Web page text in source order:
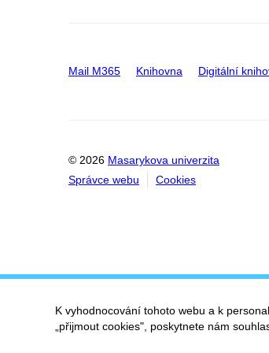
Mail M365 Knihovna Digitální
© 2026 Masarykova univerzita
Správce webu
Cookies
K vyhodnocování tohoto webu a k
„přijmout cookies", poskytnete nám